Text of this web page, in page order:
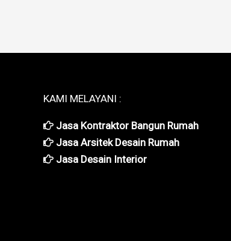
KAMI MELAYANI :
Jasa Kontraktor Bangun Rumah
Jasa Arsitek Desain Rumah
Jasa Desain Interior